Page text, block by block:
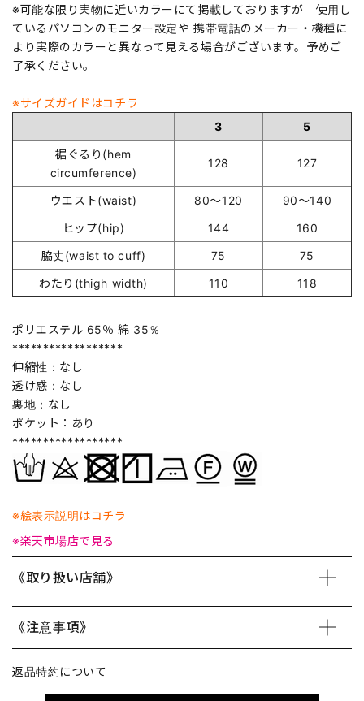
※可能な限り実物に近いカラーにて掲載しておりますが 使用し
ているパソコンのモニター設定や 携帯電話のメーカー・機種に
より実際のカラーと異なって見える場合がございます。予めご
了承ください。
※サイズガイドはコチラ
3
5
裾ぐるり(hem
circumference)
128 127
ウエスト(waist) 80～120
90～140
ヒップ(hip)
144
160
脇丈(waist to cuff)
75
75
わたり(thigh width)
110 118
ポリエステル 65％ 綿 35％
******************
伸縮性：なし
透け感：なし
裏地：なし
ポケット：あり
******************
※絵表示説明はコチラ
※楽天市場店で見る
《取り扱い店舗》
《注意事項》
返品特約について